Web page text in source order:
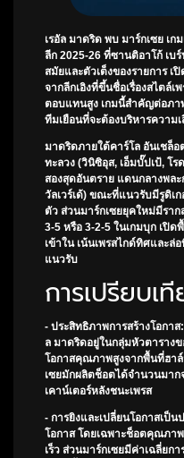
เรอัล มาดริด พบ มาร์กเซย เก
ลีก 2025-26 ที่ซานติอาโก้ เบ
สมัยและตัวเต็งของรายการ เ
จากลีกเอิงที่ขึ้นชื่อเรื่องสไตล์เ
ตอบแทนสูง เกมนี้สำคัญต่อภา
ทีมเยือนที่จะต้องบริหารความ
มาดริดภายใต้คาร์โล อันเชล็
ทะลวง (วินิซิอุส, เอ็มบั๊ปเป้, โ
สองสุดอันตราย แดนกลางพล
วัลเวร์เด้) ขณะที่แนวรับมีรูดิเ
ตัว ส่วนมาร์กเซยยุคใหม่มีราก
3-5 หรือ 3-2-5 ในเกมบุก เปิ
เข้าใน เน้นเพรสไกด์ทิศและล่
แนวรับ
การเปรียบ
- ประสิทธิภาพการสร้างโอกา
ล มาดริดอยู่ในกลุ่มหัวตาราง
โอกาสคุณภาพสูงจากพื้นที่ฮา
เซยมักผลิตช็อตได้จำนวนมาก
เคาน์เตอร์หลังชนะเพรส
- การยิงและเปลี่ยนโอกาสเป็
โอกาส โดยเฉพาะช็อตคุณภา
เร็ว ส่วนมาร์กเซยมีค่าเฉลี่ยก